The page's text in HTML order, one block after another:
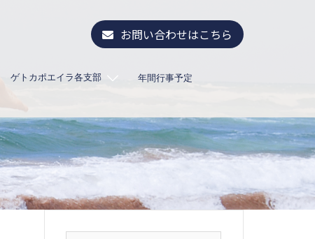
お問い合わせはこちら
ゲトカポエイラ各支部
年間行事予定